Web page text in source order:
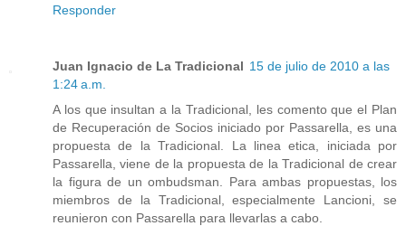
Responder
Juan Ignacio de La Tradicional 15 de julio de 2010 a las
1:24 a.m.
A los que insultan a la Tradicional, les comento que el Plan
de Recuperación de Socios iniciado por Passarella, es una
propuesta de la Tradicional. La linea etica, iniciada por
Passarella, viene de la propuesta de la Tradicional de crear
la figura de un ombudsman. Para ambas propuestas, los
miembros de la Tradicional, especialmente Lancioni, se
reunieron con Passarella para llevarlas a cabo.